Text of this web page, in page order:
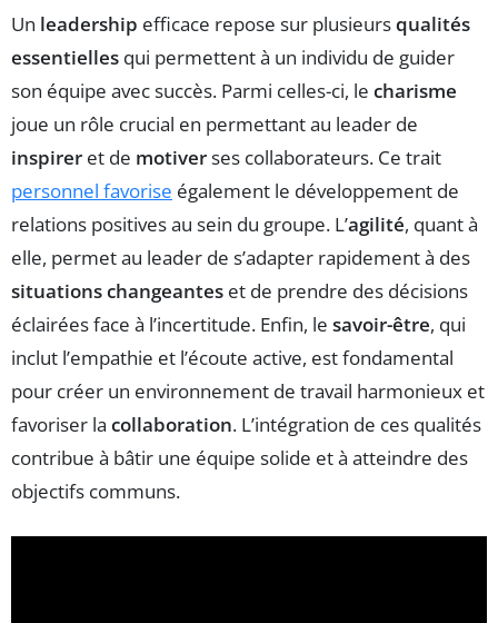
Un leadership efficace repose sur plusieursqualités
essentielles qui permettent à un individu de guider
son équipe avec succès. Parmi celles-ci, le charisme
joue un rôle crucial en permettant au leader de
inspirer et de motiverses collaborateurs. Ce trait
personnel favorise également le développement de
relations positives au sein du groupe. L’agilité, quant à
elle, permet au leader de s’adapter rapidement à des
situations changeantes et de prendre des décisions
éclairées face à l’incertitude. Enfin, le savoir-être, qui
inclut l’empathie et l’écoute active, est fondamental
pour créer un environnement de travail harmonieux et
favoriser la collaboration. L’intégration de ces qualités
contribue à bâtir une équipe solide et à atteindre des
objectifs communs.